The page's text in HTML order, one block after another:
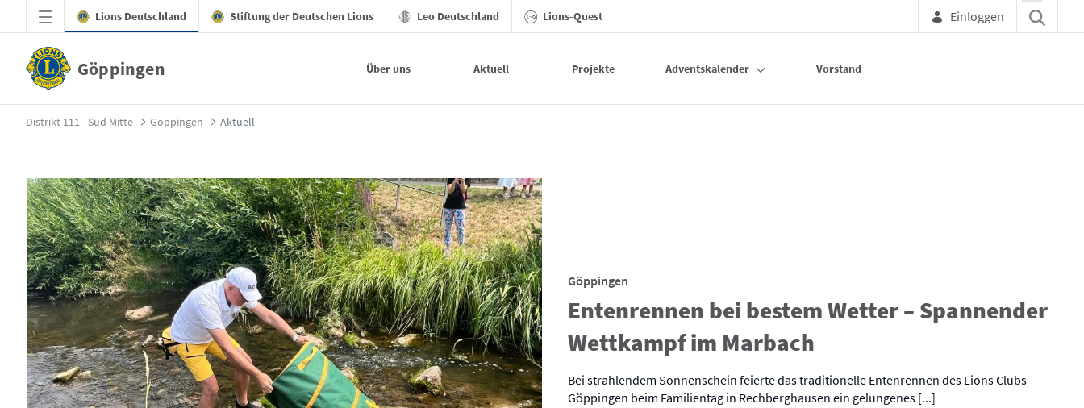
Zum Hauptinhalt springen
Lions Deutschland Stiftung der Deutschen Lions Leo Deutschland Lions-Quest Einloggen
Göppingen Über uns Aktuell Projekte Adventskalender Vorstand
Aktuell - Göppingen
Distrikt 111 - Süd Mitte Göppingen Aktuell
Göppingen
Entenrennen bei bestem Wetter – Spannender
Wettkampf im Marbach
Bei strahlendem Sonnenschein feierte das traditionelle Entenrennen des Lions Clubs
Göppingen beim Familientag in Rechberghausen ein gelungenes [...]